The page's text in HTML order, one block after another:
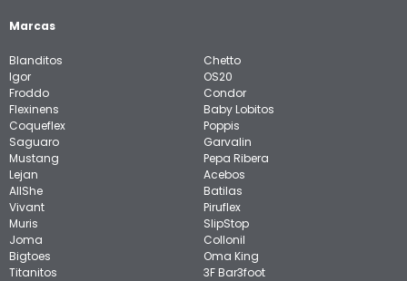
Marcas
Blanditos
Igor
Froddo
Flexinens
Coqueflex
Saguaro
Mustang
Lejan
AllShe
Vivant
Muris
Joma
Bigtoes
Titanitos
Chetto
OS20
Condor
Baby Lobitos
Poppis
Garvalin
Pepa Ribera
Acebos
Batilas
Piruflex
SlipStop
Collonil
Oma King
3F Bar3foot